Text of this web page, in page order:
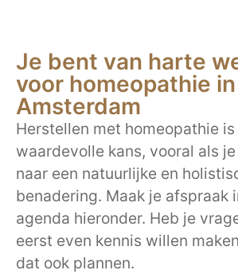
Je bent van harte
voor homeopathie
Amsterdam
Herstellen met homeopathie is
waardevolle kans, vooral als
naar een natuurlijke en
benadering. Maak je afspraak
agenda hieronder. Heb je
eerst even kennis willen
dat ook plannen.